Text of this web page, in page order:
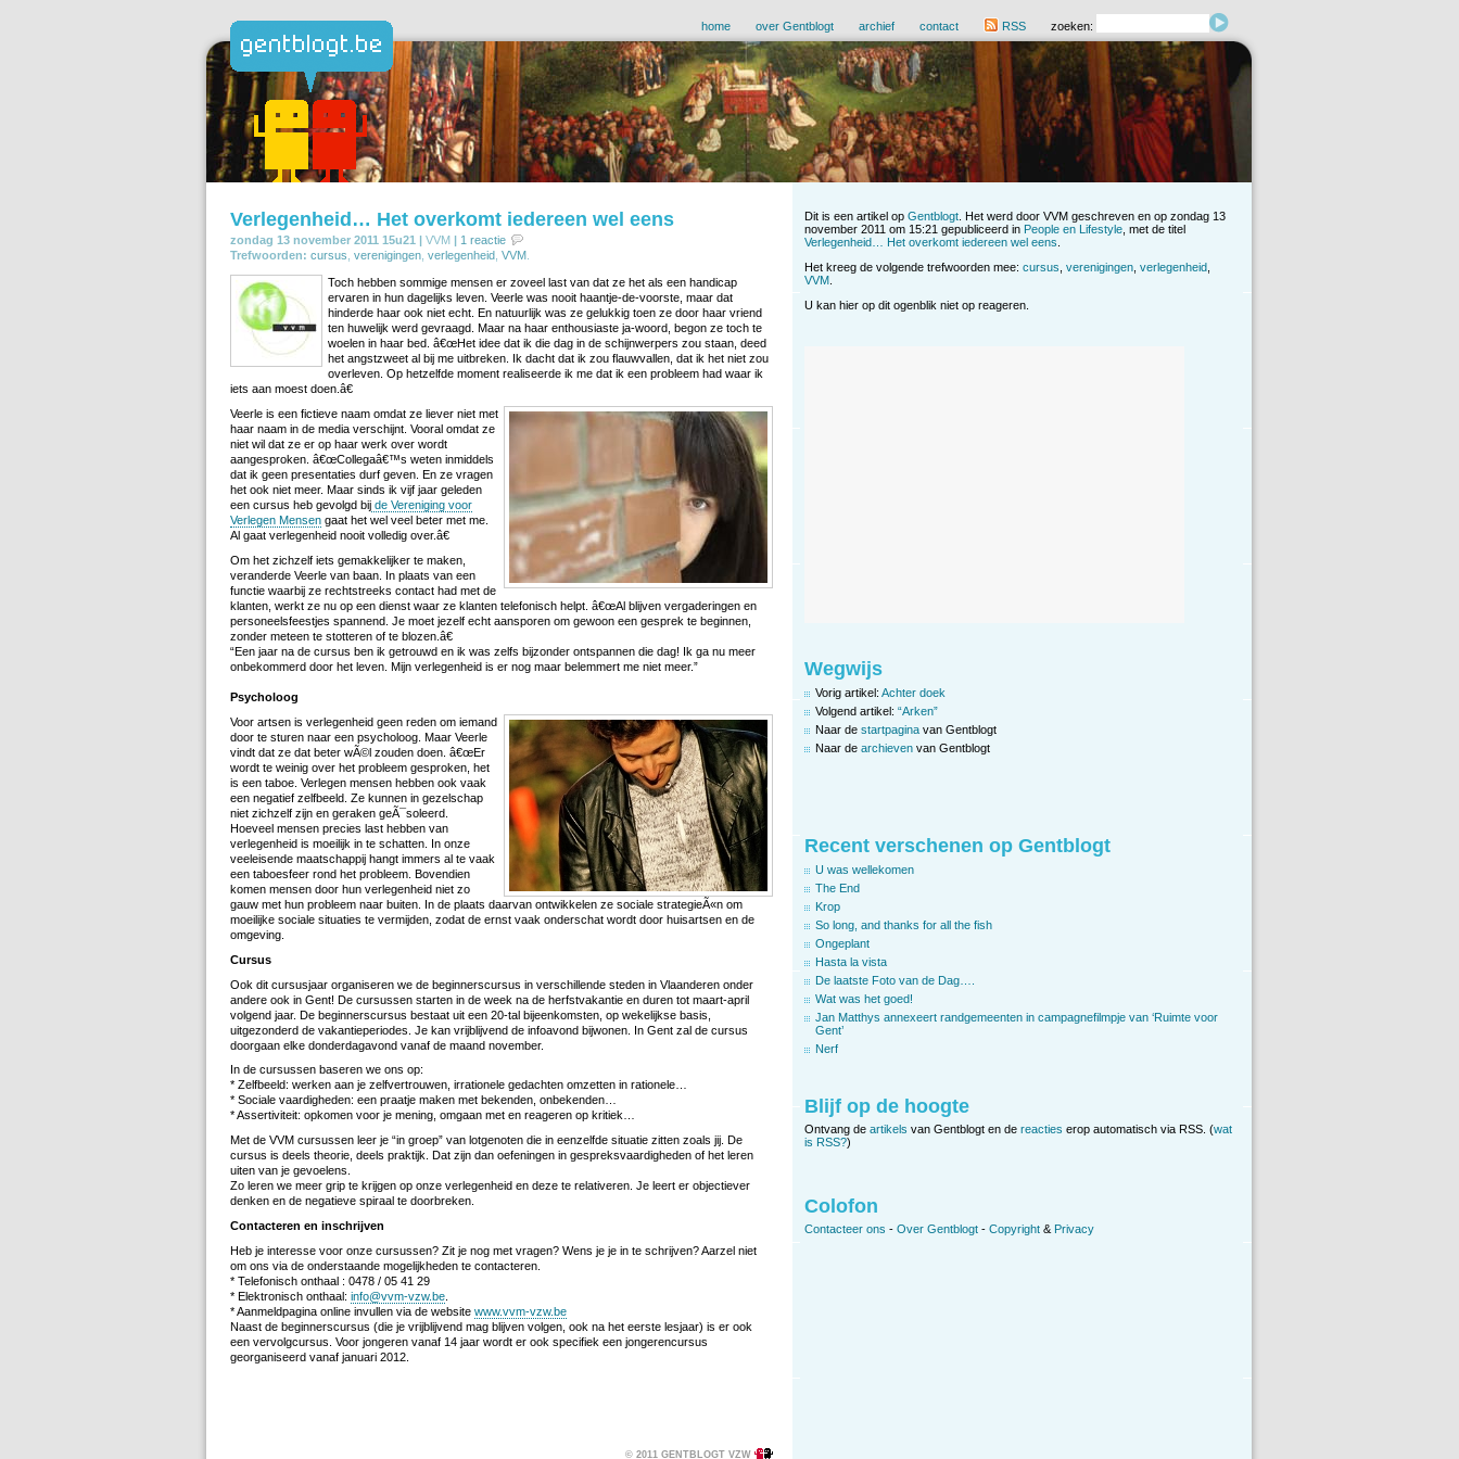
home over Gentblogt archief contact RSS zoeken:
Verlegenheid… Het overkomt iedereen wel eens
zondag 13 november 2011 15u21 | VVM | 1 reactie
Trefwoorden: cursus verenigingen verlegenheid VVM
Toch hebben sommige mensen er zoveel last van dat ze het als een handicap
ervaren in hun dagelijks leven. Veerle was nooit haantje-de-voorste, maar dat
hinderde haar ook niet echt. En natuurlijk was ze gelukkig toen ze door haar vriend
ten huwelijk werd gevraagd. Maar na haar enthousiaste ja-woord, begon ze toch te
woelen in haar bed. â€œHet idee dat ik die dag in de schijnwerpers zou staan, deed
het angstzweet al bij me uitbreken. Ik dacht dat ik zou flauwvallen, dat ik het niet zou
overleven. Op hetzelfde moment realiseerde ik me dat ik een probleem had waar ik
iets aan moest doen.â€
Veerle is een fictieve naam omdat ze liever niet met
haar naam in de media verschijnt. Vooral omdat ze
niet wil dat ze er op haar werk over wordt
aangesproken. â€œCollegaâ€™s weten inmiddels
dat ik geen presentaties durf geven. En ze vragen
het ook niet meer. Maar sinds ik vijf jaar geleden
een cursus heb gevolgd bij de Vereniging voor
Verlegen Mensen gaat het wel veel beter met me.
Al gaat verlegenheid nooit volledig over.â€
Om het zichzelf iets gemakkelijker te maken,
veranderde Veerle van baan. In plaats van een
functie waarbij ze rechtstreeks contact had met de
klanten, werkt ze nu op een dienst waar ze klanten telefonisch helpt. â€œAl blijven vergaderingen en
personeelsfeestjes spannend. Je moet jezelf echt aansporen om gewoon een gesprek te beginnen,
zonder meteen te stotteren of te blozen.â€
“Een jaar na de cursus ben ik getrouwd en ik was zelfs bijzonder ontspannen die dag! Ik ga nu meer
onbekommerd door het leven. Mijn verlegenheid is er nog maar belemmert me niet meer.”
Psycholoog
Voor artsen is verlegenheid geen reden om iemand
door te sturen naar een psycholoog. Maar Veerle
vindt dat ze dat beter wÃ©l zouden doen. â€œEr
wordt te weinig over het probleem gesproken, het
is een taboe. Verlegen mensen hebben ook vaak
een negatief zelfbeeld. Ze kunnen in gezelschap
niet zichzelf zijn en geraken geÃ¯soleerd.
Hoeveel mensen precies last hebben van
verlegenheid is moeilijk in te schatten. In onze
veeleisende maatschappij hangt immers al te vaak
een taboesfeer rond het probleem. Bovendien
komen mensen door hun verlegenheid niet zo
gauw met hun probleem naar buiten. In de plaats daarvan ontwikkelen ze sociale strategieÃ«n om
moeilijke sociale situaties te vermijden, zodat de ernst vaak onderschat wordt door huisartsen en de
omgeving.
Cursus
Ook dit cursusjaar organiseren we de beginnerscursus in verschillende steden in Vlaanderen onder
andere ook in Gent! De cursussen starten in de week na de herfstvakantie en duren tot maart-april
volgend jaar. De beginnerscursus bestaat uit een 20-tal bijeenkomsten, op wekelijkse basis,
uitgezonderd de vakantieperiodes. Je kan vrijblijvend de infoavond bijwonen. In Gent zal de cursus
doorgaan elke donderdagavond vanaf de maand november.
In de cursussen baseren we ons op:
* Zelfbeeld: werken aan je zelfvertrouwen, irrationele gedachten omzetten in rationele…
* Sociale vaardigheden: een praatje maken met bekenden, onbekenden…
* Assertiviteit: opkomen voor je mening, omgaan met en reageren op kritiek…
Met de VVM cursussen leer je “in groep” van lotgenoten die in eenzelfde situatie zitten zoals jij. De
cursus is deels theorie, deels praktijk. Dat zijn dan oefeningen in gespreksvaardigheden of het leren
uiten van je gevoelens.
Zo leren we meer grip te krijgen op onze verlegenheid en deze te relativeren. Je leert er objectiever
denken en de negatieve spiraal te doorbreken.
Contacteren en inschrijven
Heb je interesse voor onze cursussen? Zit je nog met vragen? Wens je je in te schrijven? Aarzel niet
om ons via de onderstaande mogelijkheden te contacteren.
* Telefonisch onthaal : 0478 / 05 41 29
* Elektronisch onthaal: info@vvm-vzw.be
* Aanmeldpagina online invullen via de website www.vvm-vzw.be
Naast de beginnerscursus (die je vrijblijvend mag blijven volgen, ook na het eerste lesjaar) is er ook
een vervolgcursus. Voor jongeren vanaf 14 jaar wordt er ook specifiek een jongerencursus
georganiseerd vanaf januari 2012.
© 2011 GENTBLOGT VZW
Dit is een artikel op Gentblogt . Het werd door VVM geschreven en op zondag 13
november 2011 om 15:21 gepubliceerd in People en Lifestyle , met de titel
Verlegenheid… Het overkomt iedereen wel eens
Het kreeg de volgende trefwoorden mee: cursus verenigingen verlegenheid
VVM
U kan hier op dit ogenblik niet op reageren.
Wegwijs
Vorig artikel: Achter doek
Volgend artikel: “Arken”
Naar de startpagina van Gentblogt
Naar de archieven van Gentblogt
Recent verschenen op Gentblogt
U was wellekomen
The End
Krop
So long, and thanks for all the fish
Ongeplant
Hasta la vista
De laatste Foto van de Dag….
Wat was het goed!
Jan Matthys annexeert randgemeenten in campagnefilmpje van ‘Ruimte voor
Gent’
Nerf
Blijf op de hoogte
Ontvang de artikels van Gentblogt en de reacties erop automatisch via RSS. (wat
is RSS?)
Colofon
Contacteer ons - Over Gentblogt - Copyright & Privacy